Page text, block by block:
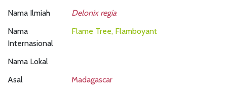
Nama Ilmiah
Delonix regia
Nama
Internasional
Flame Tree, Flamboyant
Nama Lokal
Asal
Madagascar